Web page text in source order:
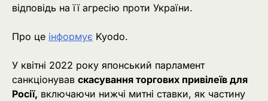
відповідь на її агресію проти України.
Про це інформує Kyodo.
У квітні 2022 року японський парламент
санкціонував скасування торгових привілеїв для
Росії, включаючи нижчі митні ставки, як частину